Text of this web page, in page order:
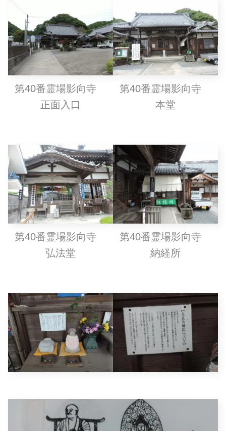
第40番霊場影向寺
正面入口
第40番霊場影向寺
本堂
第40番霊場影向寺
弘法堂
第40番霊場影向寺
納経所